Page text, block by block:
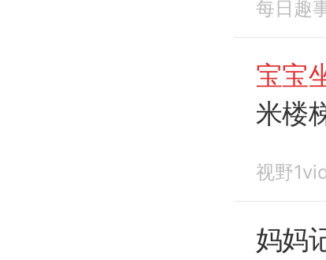
每日趣
宝宝
米楼
视野
妈妈